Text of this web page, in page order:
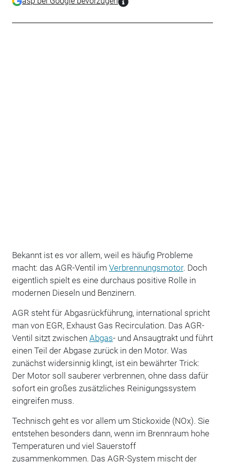
Bekannt ist es vor allem, weil es häufig Probleme
macht: das AGR-Ventil im Verbrennungsmotor. Doch
eigentlich spielt es eine durchaus positive Rolle in
modernen Dieseln und Benzinern.
AGR steht für Abgasrückführung, international spricht
man von EGR, Exhaust Gas Recirculation. Das AGR-
Ventil sitzt zwischen Abgas- und Ansaugtrakt und führt
einen Teil der Abgase zurück in den Motor. Was
zunächst widersinnig klingt, ist ein bewährter Trick:
Der Motor soll sauberer verbrennen, ohne dass dafür
sofort ein großes zusätzliches Reinigungssystem
eingreifen muss.
Technisch geht es vor allem um Stickoxide (NOx). Sie
entstehen besonders dann, wenn im Brennraum hohe
Temperaturen und viel Sauerstoff
zusammenkommen. Das AGR-System mischt der